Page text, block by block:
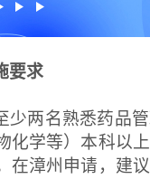
要求
两名熟悉药品管
化学等）本科以
在漳州申请，建